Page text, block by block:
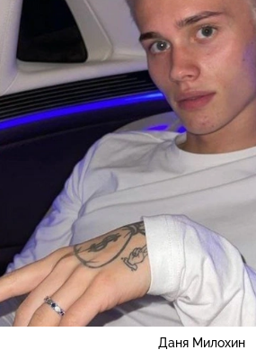
Даня Милохин